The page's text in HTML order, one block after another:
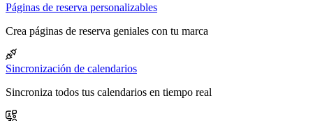
Páginas de reserva personalizables
Crea páginas de reserva geniales con tu marca
Sincronización de calendarios
Sincroniza todos tus calendarios en tiempo real